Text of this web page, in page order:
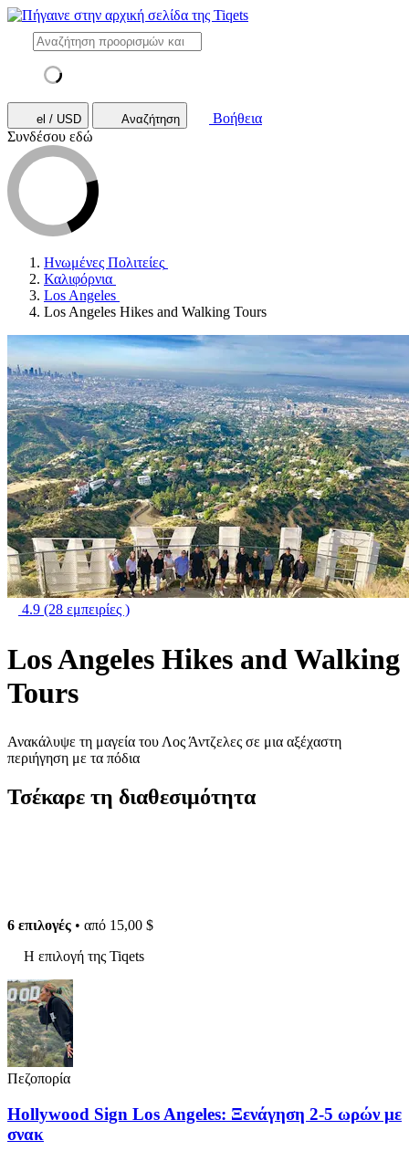
el / USD Αναζήτηση
Βοήθεια
Συνδέσου εδώ
Ηνωμένες Πολιτείες
Καλιφόρνια
Los Angeles
Los Angeles Hikes and Walking Tours
4.9 (28 εμπειρίες )
Los Angeles Hikes and Walking
Tours
Ανακάλυψε τη μαγεία του Λος Άντζελες σε μια αξέχαστη
περιήγηση με τα πόδια
Τσέκαρε τη διαθεσιμότητα
6 επιλογές • από 15,00 $
Η επιλογή της Tiqets
Πεζοπορία
Hollywood Sign Los Angeles: Ξενάγηση 2-5 ωρών με
σνακ